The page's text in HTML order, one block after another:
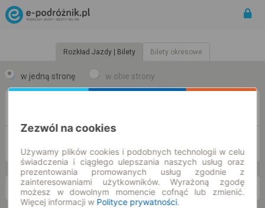
Rozkład Jazdy | Bilety Bilety okresowe
w jedną stronę w obie strony
nd. 9 sie. -- : --
Zezwól na cookies
Używamy plików cookies i podobnych technologii w celu
świadczenia i ciągłego ulepszania naszych usług oraz
prezentowania promowanych usług zgodnie z
zainteresowaniami użytkowników. Wyrażoną zgodę
możesz w dowolnym momencie cofnąć lub zmienić.
Więcej informacji w Polityce prywatności.